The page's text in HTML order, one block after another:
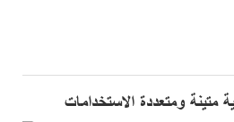
متينة ومتعددة الاستخدامات